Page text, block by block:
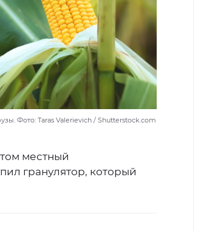
Фото: Taras Valerievich / Shutterstock.com
местный
гранулятор, который